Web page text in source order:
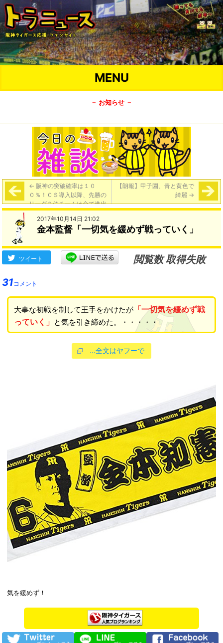
MENU
－ お知らせ －
← 阪神の突破確率は１０
０％！ＣＳ導入以降、先勝の
リーグ２位チームは全て進出
【サンスポ】
【朗報】甲子園、青と黄色で
綺麗 →
2017年10月14日 21:02
金本監督「一切気を緩めず戦っていく」
ツイート
閲覧数 取得失敗
31コメント
大事な初戦を制して王手をかけたが「一切気を緩めず戦
っていく」 と気を引き締めた。・・・・・
…全文はヤフーで
気を緩めず！